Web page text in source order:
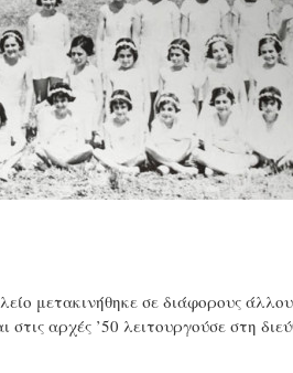
μετακινήθηκε σε διάφορους
αρχές ’50 λειτουργούσε στη